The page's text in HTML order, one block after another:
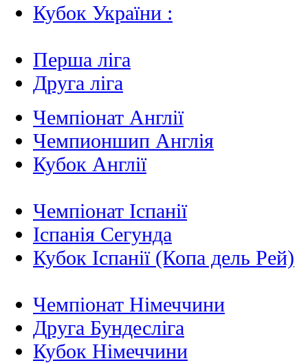
Кубок України :
Перша ліга
Друга ліга
Чемпіонат Англії
Чемпионшип Англія
Кубок Англії
Чемпіонат Іспанії
Іспанія Сегунда
Кубок Іспанії (Копа дель Рей)
Чемпіонат Німеччини
Друга Бундесліга
Кубок Німеччини